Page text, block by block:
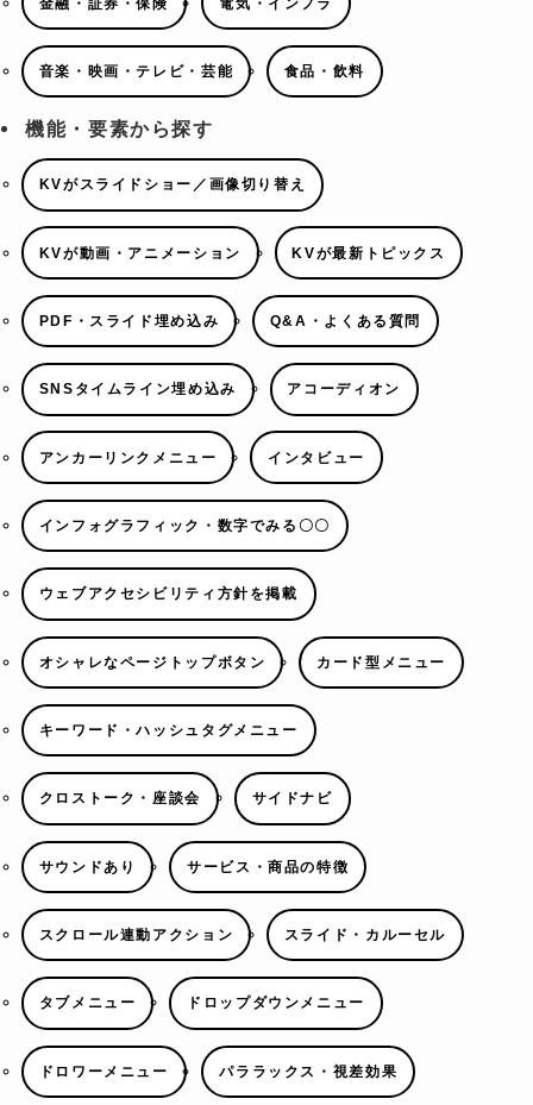
音楽・映画・テレビ・芸能 食品・飲料
機能・要素から探す
KVがスライドショー／画像切り替え
KVが動画・アニメーション KVが最新トピックス
PDF・スライド埋め込み Q&A・よくある質問
SNSタイムライン埋め込み アコーディオン
アンカーリンクメニュー インタビュー
インフォグラフィック・数字でみる〇〇
ウェブアクセシビリティ方針を掲載
オシャレなページトップボタン カード型メニュー
キーワード・ハッシュタグメニュー
クロストーク・座談会 サイドナビ
サウンドあり サービス・商品の特徴
スクロール連動アクション スライド・カルーセル
タブメニュー ドロップダウンメニュー
ドロワーメニュー パララックス・視差効果